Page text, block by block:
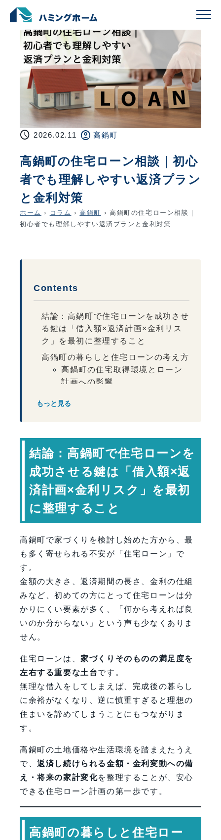
schedule 2026.02.11 account_circle 高鍋町
高鍋町の住宅ローン相談｜初心
者でも理解しやすい返済プラン
と金利対策
ホーム › コラム › 高鍋町 › 高鍋町の住宅ローン相談｜
初心者でも理解しやすい返済プランと金利対策
Contents
結論：高鍋町で住宅ローンを成功させ
る鍵は「借入額×返済計画×金利リス
ク」を最初に整理すること
高鍋町の暮らしと住宅ローンの考え方
高鍋町の住宅取得環境とローン
計画への影響
住宅ローン初心者が最初に考えるべき
返済プラン別の特徴と注意点
金利タイプの違いとリスク対策
金利タイプ別の特徴比較
住宅ローンは「借りる前」の相談が重
要
専門家コメント
ン計画のために
FAQ（よくある質問）
もっと見る
結論：高鍋町で住宅ローンを
成功させる鍵は「借入額×返
済計画×金利リスク」を最初
に整理すること
高鍋町で家づくりを検討し始めた方から、最
も多く寄せられる不安が「住宅ローン」で
す。
金額の大きさ、返済期間の長さ、金利の仕組
みなど、初めての方にとって住宅ローンは分
かりにくい要素が多く、「何から考えれば良
いのか分からない」という声も少なくありま
せん。
住宅ローンは、家づくりそのものの満足度を
左右する重要な土台です。
無理な借入をしてしまえば、完成後の暮らし
に余裕がなくなり、逆に慎重すぎると理想の
住まいを諦めてしまうことにもつながりま
す。
高鍋町の土地価格や生活環境を踏まえたうえ
で、返済し続けられる金額・金利変動への備
え・将来の家計変化を整理することが、安心
できる住宅ローン計画の第一歩です。
高鍋町の暮らしと住宅ロー